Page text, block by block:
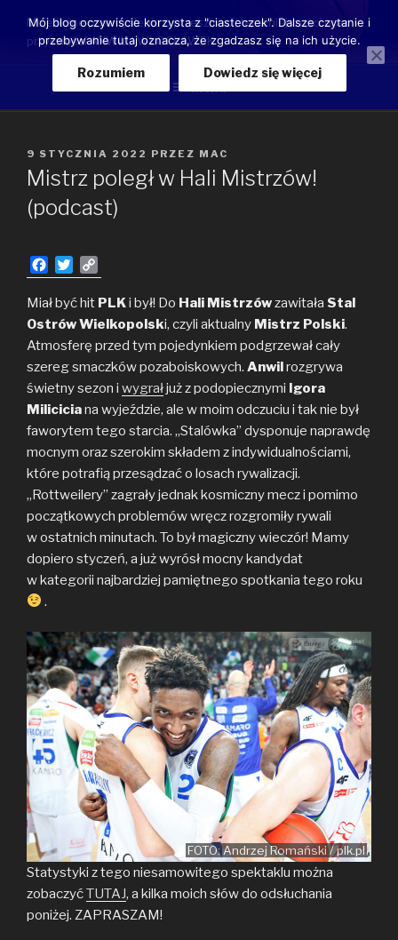
treści
Moje luźne przemyślenia o przeszłości, teraźniejszości oraz
przyszłości ANWILU WŁOCŁAWEK
OPUBLIKOWANE
W
9 STYCZNIA 2022 PRZEZ MAC
Mistrz poległ w Hali Mistrzów!
(podcast)
a
c
e
o
o
k
w
i
e
r
o
p
i
n
k
Miał być hit PLKi był! Do Hali Mistrzówzawitała Stal
Ostrów Wielkopolski, czyli aktualny Mistrz Polski.
Atmosferę przed tym pojedynkiem podgrzewał cały
szereg smaczków pozaboiskowych. Anwilrozgrywa
świetny sezon i wygrałjuż z podopiecznymi Igora
Miliciciana wyjeździe, ale w moim odczuciu i tak nie był
faworytem tego starcia. „Stalówka” dysponuje naprawdę
mocnym oraz szerokim składem z indywidualnościami,
które potrafią przesądzać o losach rywalizacji.
„Rottweilery” zagrały jednak kosmiczny mecz i pomimo
początkowych problemów wręcz rozgromiły rywali
w ostatnich minutach. To był magiczny wieczór! Mamy
dopiero styczeń, a już wyrósł mocny kandydat
w kategorii najbardziej pamiętnego spotkania tego roku
.
FOTO: Andrzej Romański / plk.pl
Statystyki z tego niesamowitego spektaklu można
zobaczyćTUTAJ, a kilka moich słów do odsłuchania
poniżej. ZAPRASZAM!
Mój blog oczywiście korzysta z "ciasteczek". Dalsze czytanie i
przebywanie tutaj oznacza, że zgadzasz się na ich użycie.
Rozumiem Dowiedz się więcej